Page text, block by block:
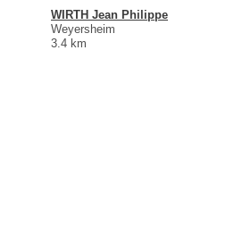
WIRTH Jean Philippe
Weyersheim
3.4 km